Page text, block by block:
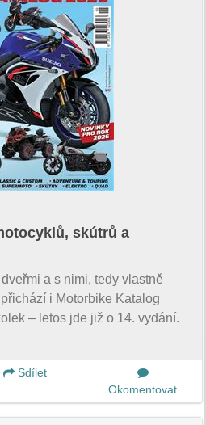
skútrů a
a s nimi, tedy vlastně
i Motorbike Katalog
– letos jde již o 14. vydání.
Sdílet
Okomentovat